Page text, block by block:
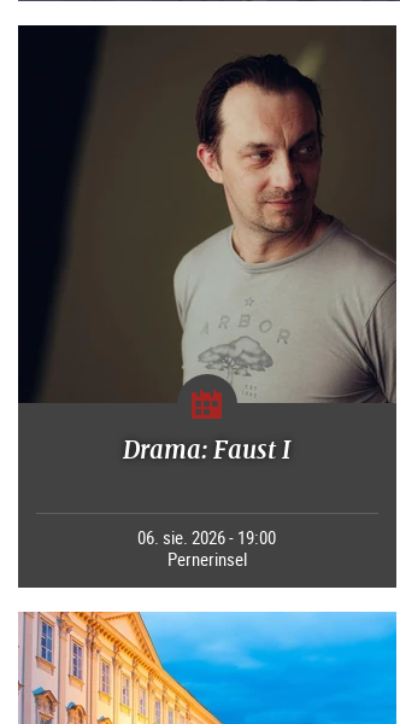
Drama: Faust I
06. sie. 2026 - 19:00
Pernerinsel